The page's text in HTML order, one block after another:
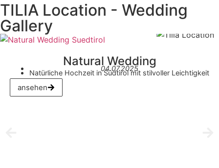
TILIA Location - Wedding
Gallery
Natural Wedding
04.07.2025
Natürliche Hochzeit in Südtirol mit stilvoller Leichtigkeit
ansehen